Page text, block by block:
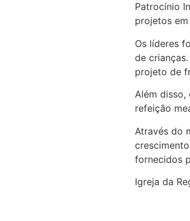
Patrocínio
projetos
Os líderes
de
projeto de
Além disso,
refeição
Através do
fornecidos
Igreja da